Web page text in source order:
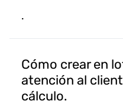
.
Cómo crear en
atención al
cálculo.